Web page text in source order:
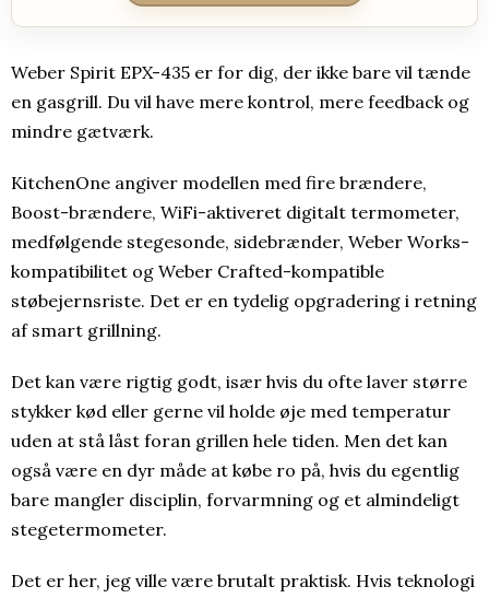
Weber Spirit EPX-435 er for dig, der ikke bare vil tænde
en gasgrill. Du vil have mere kontrol, mere feedback og
mindre gætværk.
KitchenOne angiver modellen med fire brændere,
Boost-brændere, WiFi-aktiveret digitalt termometer,
medfølgende stegesonde, sidebrænder, Weber Works-
kompatibilitet og Weber Crafted-kompatible
støbejernsriste. Det er en tydelig opgradering i retning
af smart grillning.
Det kan være rigtig godt, især hvis du ofte laver større
stykker kød eller gerne vil holde øje med temperatur
uden at stå låst foran grillen hele tiden. Men det kan
også være en dyr måde at købe ro på, hvis du egentlig
bare mangler disciplin, forvarmning og et almindeligt
stegetermometer.
Det er her, jeg ville være brutalt praktisk. Hvis teknologi